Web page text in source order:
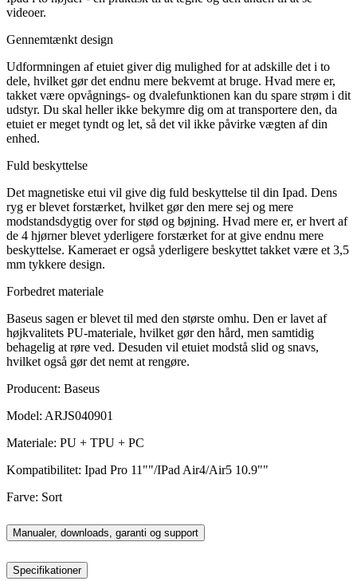
videoer.
Gennemtænkt design
Udformningen af etuiet giver dig mulighed for at adskille det i to
dele, hvilket gør det endnu mere bekvemt at bruge. Hvad mere er,
takket være opvågnings- og dvalefunktionen kan du spare strøm i dit
udstyr. Du skal heller ikke bekymre dig om at transportere den, da
etuiet er meget tyndt og let, så det vil ikke påvirke vægten af din
enhed.
Fuld beskyttelse
Det magnetiske etui vil give dig fuld beskyttelse til din Ipad. Dens
ryg er blevet forstærket, hvilket gør den mere sej og mere
modstandsdygtig over for stød og bøjning. Hvad mere er, er hvert af
de 4 hjørner blevet yderligere forstærket for at give endnu mere
beskyttelse. Kameraet er også yderligere beskyttet takket være et 3,5
mm tykkere design.
Forbedret materiale
Baseus sagen er blevet til med den største omhu. Den er lavet af
højkvalitets PU-materiale, hvilket gør den hård, men samtidig
behagelig at røre ved. Desuden vil etuiet modstå slid og snavs,
hvilket også gør det nemt at rengøre.
Producent: Baseus
Model: ARJS040901
Materiale: PU + TPU + PC
Kompatibilitet: Ipad Pro 11""/IPad Air4/Air5 10.9""
Farve: Sort
Manualer, downloads, garanti og support
Specifikationer